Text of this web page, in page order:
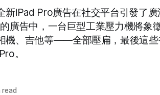
新iPad Pro廣告在社交平台引發了
廣告中，一台巨型工業壓力機將象
、吉他等——全部壓扁，最後這些
。